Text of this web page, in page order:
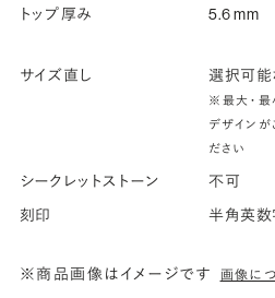
トップ厚み
5.6 mm
サイズ直し 選択可
※最大・最
デザインが
ださい
シークレットストーン
不可
刻印
半角英
※商品画像はイメージです 画像に